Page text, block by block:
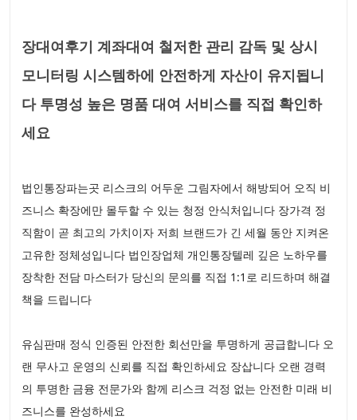
장대여후기 계좌대여 철저한 관리 감독 및 상시
모니터링 시스템하에 안전하게 자산이 유지됩니
다 투명성 높은 명품 대여 서비스를 직접 확인하
세요
법인통장파는곳 리스크의 어두운 그림자에서 해방되어 오직 비
즈니스 확장에만 몰두할 수 있는 청정 안식처입니다 장가격 정
직함이 곧 최고의 가치이자 저희 브랜드가 긴 세월 동안 지켜온
고유한 정체성입니다 법인장업체 개인통장텔레 깊은 노하우를
장착한 전담 마스터가 당신의 문의를 직접 1:1로 리드하며 해결
책을 드립니다
유심판매 정식 인증된 안전한 회선만을 투명하게 공급합니다 오
랜 무사고 운영의 신뢰를 직접 확인하세요 장삽니다 오랜 경력
의 투명한 금융 전문가와 함께 리스크 걱정 없는 안전한 미래 비
즈니스를 완성하세요